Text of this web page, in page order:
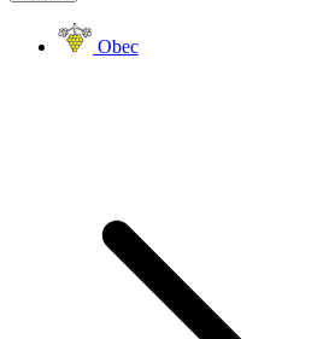
Obec